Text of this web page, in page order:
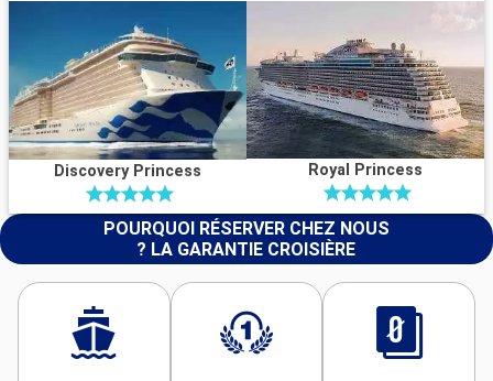
Discovery Princess Royal Princess
POURQUOI RÉSERVER CHEZ NOUS
? LA GARANTIE CROISIÈRE